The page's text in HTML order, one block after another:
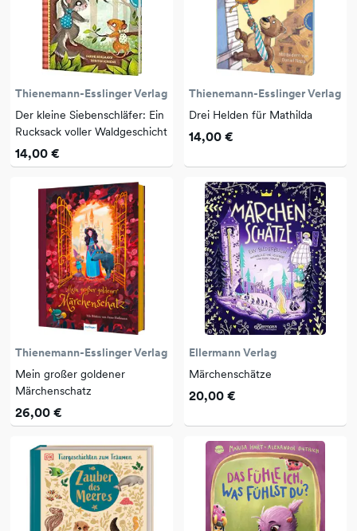
Thienemann-Esslinger Verlag
Der kleine Siebenschläfer: Ein
Rucksack voller Waldgeschicht
14,00 €
Thienemann-Esslinger Verlag
Drei Helden für Mathilda
14,00 €
Thienemann-Esslinger Verlag
Mein großer goldener
Märchenschatz
26,00 €
Ellermann Verlag
Märchenschätze
20,00 €